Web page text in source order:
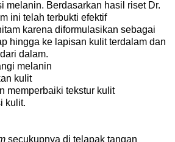
melanin. Berdasarkan hasil riset Dr.
ini telah terbukti efektif
karena diformulasikan sebagai
hingga ke lapisan kulit terdalam dan
dalam.
melanin
kulit
memperbaiki tekstur kulit
kulit.
secukupnya di telapak tangan